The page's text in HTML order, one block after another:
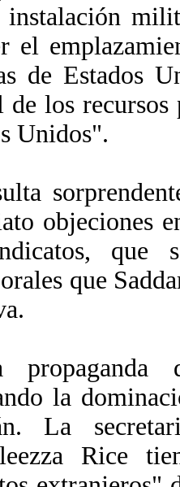
instalación
el
de Estados
de los
Unidos".
objeciones
que
que
la
La
Rice